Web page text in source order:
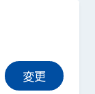
変更